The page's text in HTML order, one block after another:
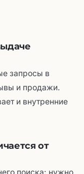
запросы в
и продажи.
и внутренние
от